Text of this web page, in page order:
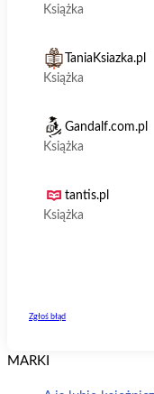
MARKI